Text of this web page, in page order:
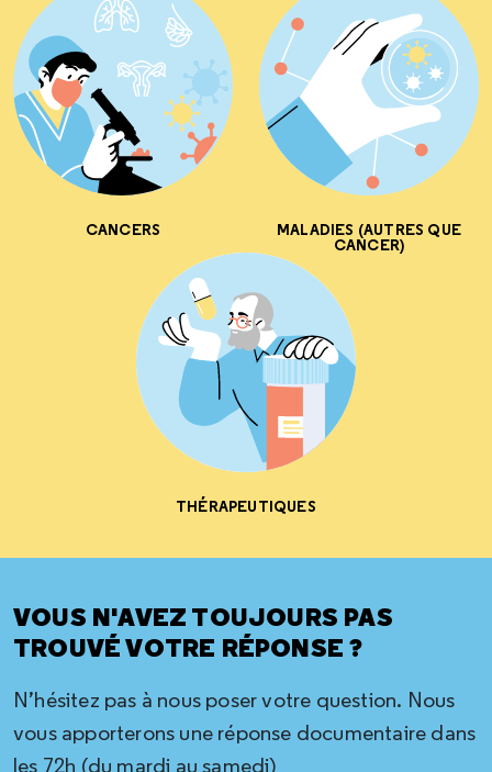
CANCERS MALADIES (AUTRES QUE
CANCER)
THÉRAPEUTIQUES
VOUS N'AVEZ TOUJOURS PAS
TROUVÉ VOTRE RÉPONSE ?
N’hésitez pas à nous poser votre question. Nous
vous apporterons une réponse documentaire dans
les 72h (du mardi au samedi)